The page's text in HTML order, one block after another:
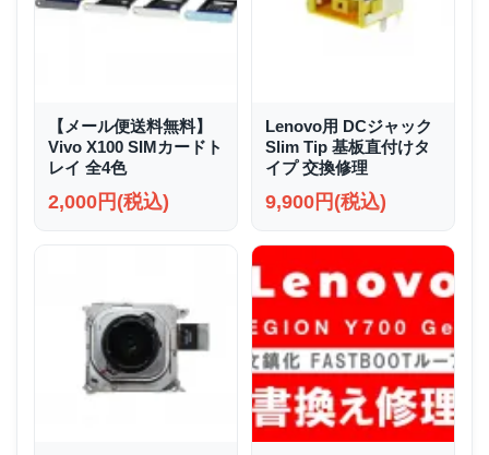
【メール便送料無料】
Vivo X100 SIMカードト
レイ 全4色
2,000円(税込)
Lenovo用 DCジャック
Slim Tip 基板直付けタ
イプ 交換修理
9,900円(税込)